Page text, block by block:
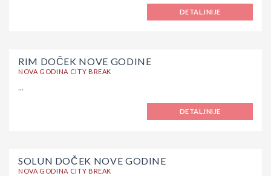
DETALJNIJE
RIM DOČEK NOVE GODINE
NOVA GODINA CITY BREAK
...
DETALJNIJE
SOLUN DOČEK NOVE GODINE
NOVA GODINA CITY BREAK